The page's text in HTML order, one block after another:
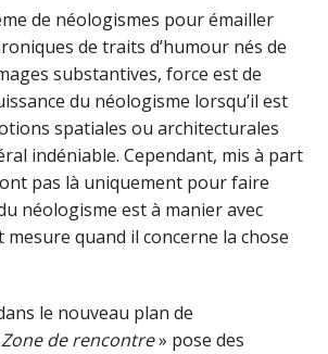
de néologismes pour émailler
de traits d’humour nés de
substantives, force est de
du néologisme lorsqu’il est
spatiales ou architecturales
indéniable. Cependant, mis à part
pas là uniquement pour faire
néologisme est à manier avec
quand il concerne la chose
le nouveau plan de
Zone de rencontre» pose des